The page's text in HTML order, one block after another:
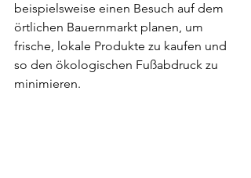
beispielsweise einen Besuch auf dem
örtlichen Bauernmarkt planen, um
frische, lokale Produkte zu kaufen und
so den ökologischen Fußabdruck zu
minimieren.